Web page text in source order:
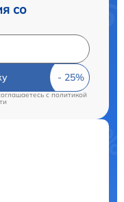
со
cполитикой